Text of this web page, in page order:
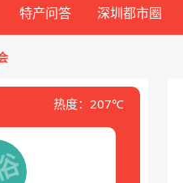
特产问答 深圳都市圈
热度：207℃